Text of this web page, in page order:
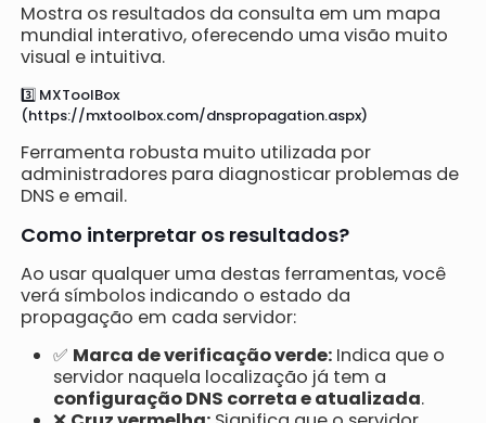
Mostra os resultados da consulta em um mapa
mundial interativo, oferecendo uma visão muito
visual e intuitiva.
3️⃣ MXToolBox
(https://mxtoolbox.com/dnspropagation.aspx)
Ferramenta robusta muito utilizada por
administradores para diagnosticar problemas de
DNS e email.
Como interpretar os resultados?
Ao usar qualquer uma destas ferramentas, você
verá símbolos indicando o estado da
propagação em cada servidor:
✅ Marca de verificação verde: Indica que o
servidor naquela localização já tem a
configuração DNS correta e atualizada.